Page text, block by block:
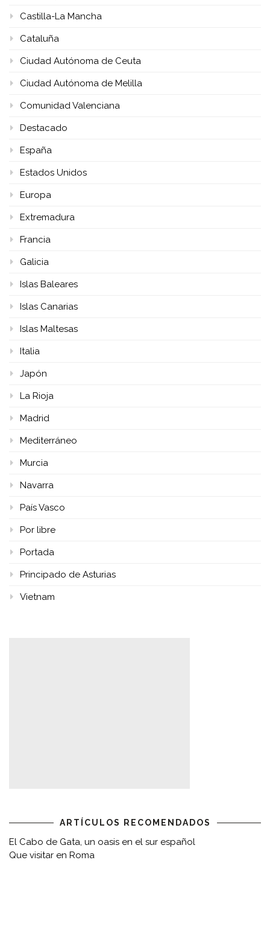
Castilla-La Mancha
Cataluña
Ciudad Autónoma de Ceuta
Ciudad Autónoma de Melilla
Comunidad Valenciana
Destacado
España
Estados Unidos
Europa
Extremadura
Francia
Galicia
Islas Baleares
Islas Canarias
Islas Maltesas
Italia
Japón
La Rioja
Madrid
Mediterráneo
Murcia
Navarra
País Vasco
Por libre
Portada
Principado de Asturias
Vietnam
ARTÍCULOS RECOMENDADOS
El Cabo de Gata, un oasis en el sur español
Que visitar en Roma